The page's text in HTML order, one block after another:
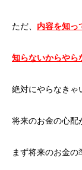
ただ、 内容を知っ
知らないからやら
絶対にやらなきゃ
将来のお金の心配
まず将来のお金の